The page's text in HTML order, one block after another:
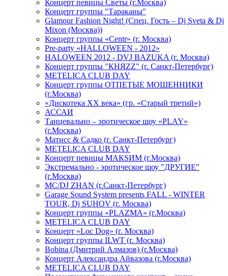
Концерт певицы Светы (г.Москва)
Концерт группы "Тараканы"
Glamour Fashion Night! (Спец. Гость – Dj Sveta & Dj
Mixon (Москва))
Концерт группы «Centr» (г. Москва)
Pre-party «HALLOWEEN - 2012»
HALOWEEN 2012 - DVJ BAZUKA (г. Москва)
Концерт группы "КНЯZZ" (г. Санкт-Петербург)
METELICA CLUB DAY
Концерт группы ОТПЕТЫЕ МОШЕННИКИ
(г.Москва)
«Дискотека ХХ века» (гр. «Старый третий»)
АССАИ
Танцевально – эротическое шоу «PLAY»
(г.Москва)
Матисс & Садко (г. Санкт-Петербург)
METELICA CLUB DAY
Концерт певицы МАКSИМ (г.Москва)
Экстремально - эротическое шоу "ДРУГИЕ"
(г.Москва)
МС/DJ ZHAN (г.Санкт-Петербург)
Garage Sound System presents FALL - WINTER
TOUR, Dj SUHOV (г. Москва)
Концерт группы «PLAZMA» (г.Москва)
METELICA CLUB DAY
Концерт «Loc Dog» (г. Москва)
Концерт группы ILWT (г. Москва)
Bobina (Дмитрий Алмазов) (г.Москва)
Концерт Александра Айвазова (г.Москва)
METELICA CLUB DAY